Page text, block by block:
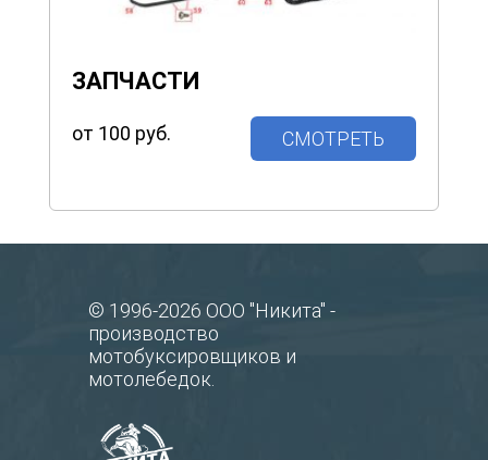
ЗАПЧАСТИ
от 100 руб. СМОТРЕТЬ
© 1996-2026 ООО "Никита" -
производство
мотобуксировщиков и
мотолебедок.